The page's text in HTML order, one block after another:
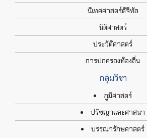
นิเทศศาสตร์ดิจิทัล
นิติศาสตร์
ประวัติศาสตร์
การปกครองท้องถิ่น
กลุ่มวิชา
ภูมิศาสตร์
ปรัชญาและศาสนา
บรรณารักษศาสตร์